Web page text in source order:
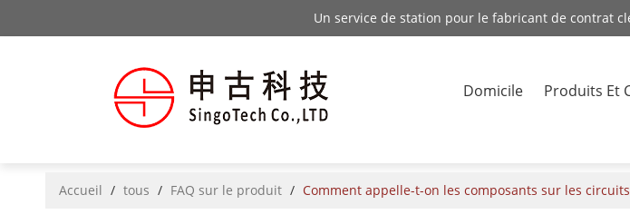
Un service de station pour le fabricant de contrat
Domicile Produits Et
Accueil / tous / FAQ sur le produit / Comment appelle-t-on les composants sur les